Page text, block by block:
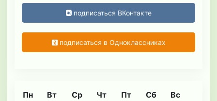
подписаться ВКонтакте
подписаться в Одноклассниках
Пн Вт Ср Чт Пт Сб Вс